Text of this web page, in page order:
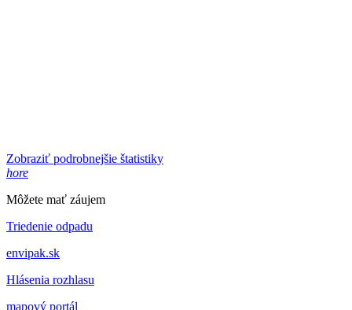
Zobraziť podrobnejšie štatistiky
hore
Môžete mať záujem
Triedenie odpadu
envipak.sk
Hlásenia rozhlasu
mapový portál